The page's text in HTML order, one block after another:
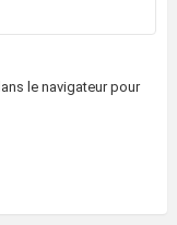
le navigateur pour